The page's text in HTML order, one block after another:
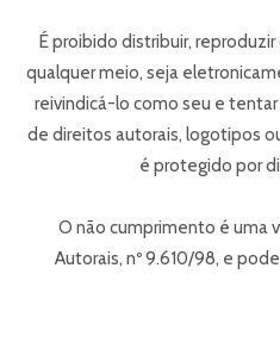
É proibido distribuir,
qualquer meio, seja
reivindicá-lo como seu e
de direitos autorais, logotipos
é protegido por
O não cumprimento é uma
Autorais, nº 9.610/98, e